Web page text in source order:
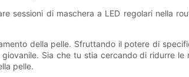
sessioni di maschera a LED regolari nella
della pelle. Sfruttando il potere di
Sia che tu stia cercando di ridurre
pelle.